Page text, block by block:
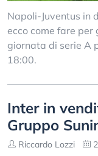
Napoli-Juventus in
ecco come fare
giornata di serie A
18:00.
Inter in
Gruppo
Riccardo Lozzi